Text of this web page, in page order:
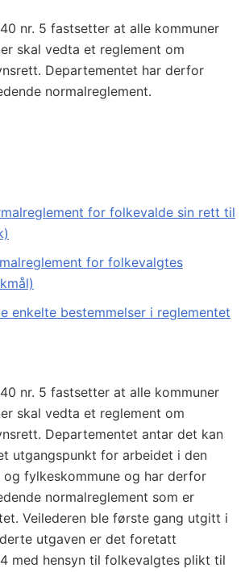
nr. 5 fastsetter at alle kommuner
skal vedta et reglement om
Departementet har derfor
normalreglement.
for folkevalde sin rett til
for folkevalgtes
enkelte bestemmelser i reglementet
nr. 5 fastsetter at alle kommuner
skal vedta et reglement om
Departementet antar det kan
utgangspunkt for arbeidet i den
og fylkeskommune og har derfor
normalreglement som er
Veilederen ble første gang utgitt i
utgaven er det foretatt
med hensyn til folkevalgtes plikt til